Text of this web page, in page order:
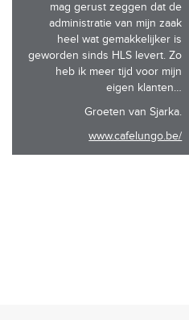
mag gerust zeggen dat de
administratie van mijn zaak
heel wat gemakkelijker is
geworden sinds HLS levert. Zo
heb ik meer tijd voor mijn
eigen klanten…
Groeten van Sjarka.
www.cafelungo.be/